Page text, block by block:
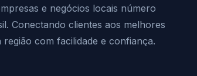
e negócios locais número
Conectando clientes aos melhores
região com facilidade e confiança.